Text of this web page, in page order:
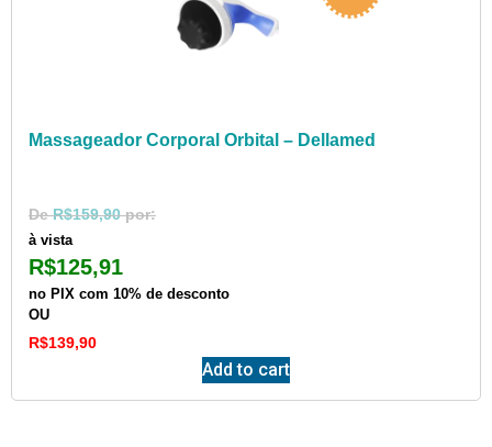
Massageador Corporal Orbital – Dellamed
R$159,90
R$139,90
à vista
R$125,91
no PIX com 10% de desconto
OU
Add to cart